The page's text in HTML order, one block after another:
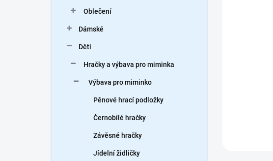
Oblečení
Dámské
Děti
Hračky a výbava pro miminka
Výbava pro miminko
Pěnové hrací podložky
Černobílé hračky
Závěsné hračky
Jídelní židličky